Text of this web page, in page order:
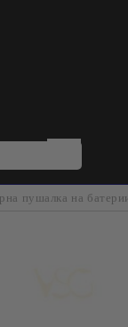
пушалка на